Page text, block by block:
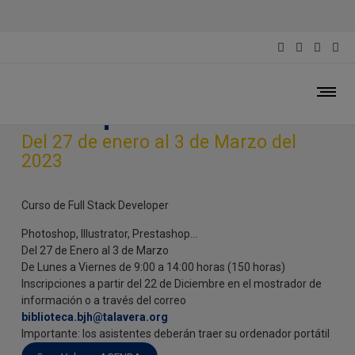
Del 27 de enero al 3 de Marzo del
2023
Curso de Full Stack Developer
Photoshop, Illustrator, Prestashop…
Del 27 de Enero al 3 de Marzo
De Lunes a Viernes de 9:00 a 14:00 horas (150 horas)
Inscripciones a partir del 22 de Diciembre en el mostrador de
información o a través del correo
biblioteca.bjh@talavera.org
Importante: los asistentes deberán traer su ordenador portátil